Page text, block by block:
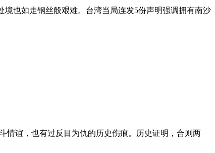
也如走钢丝般艰难。台湾当局连发5份声明强调拥有南沙
情谊，也有过反目为仇的历史伤痕。历史证明，合则两